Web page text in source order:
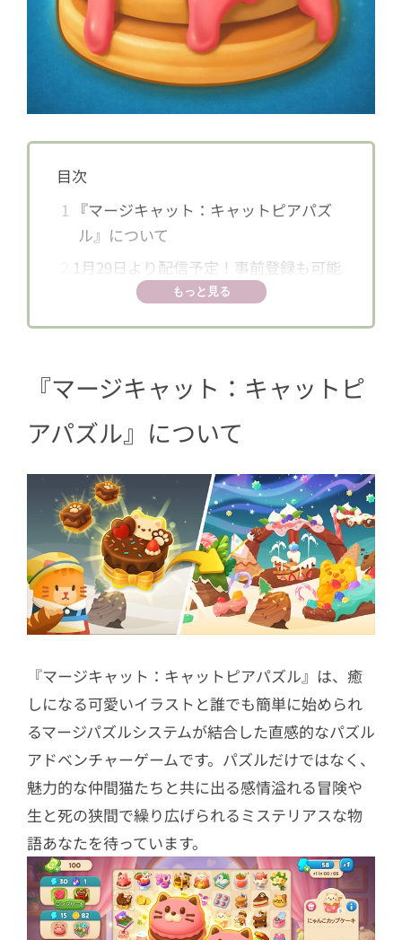
目次
1
『マージキャット：キャットピアパズ
ル』について
1月29日より配信予定！事前登録も可能
もっと見る
『マージキャット：キャットピ
アパズル』について
『マージキャット：キャットピアパズル』は、癒
しになる可愛いイラストと誰でも簡単に始められ
るマージパズルシステムが結合した直感的なパズル
アドベンチャーゲームです。パズルだけではなく、
魅力的な仲間猫たちと共に出る感情溢れる冒険や
生と死の狭間で繰り広げられるミステリアスな物
語あなたを待っています。